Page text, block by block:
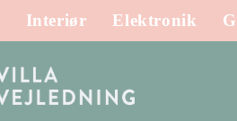
Interiør Elektronik